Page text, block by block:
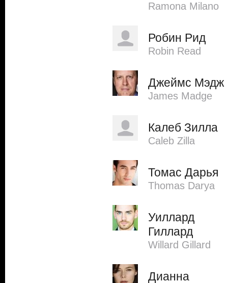
Ramona Milano
Робин Рид
Robin Read
Джеймс Мэдж
James Madge
Калеб Зилла
Caleb Zilla
Томас Дарья
Thomas Darya
Уиллард
Гиллард
Willard Gillard
Дианна